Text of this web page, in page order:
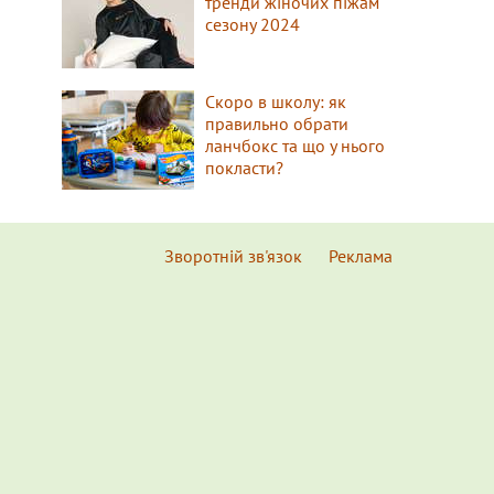
сезону 2024
Скоро в школу: як
правильно обрати
ланчбокс та що у нього
покласти?
Зворотній зв'язок Реклама